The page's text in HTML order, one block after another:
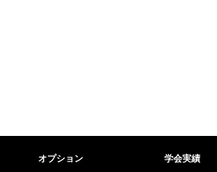
オプション 学会実績